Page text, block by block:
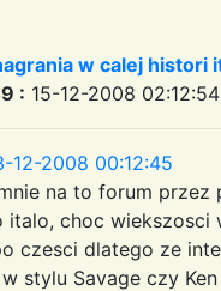
w calej histori
: 15-12-2008
12-2008 00:12:45
na to forum
italo, choc
czesci dlatego ze
stylu Savage czy